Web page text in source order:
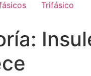
Trifásico